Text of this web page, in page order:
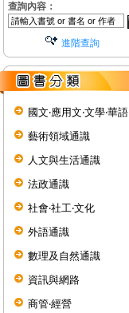
查詢內容：
進階查詢
國文‧應用文‧文學‧華語
藝術領域通識
人文與生活通識
法政通識
社會‧社工‧文化
外語通識
數理及自然通識
資訊與網路
商管‧經營